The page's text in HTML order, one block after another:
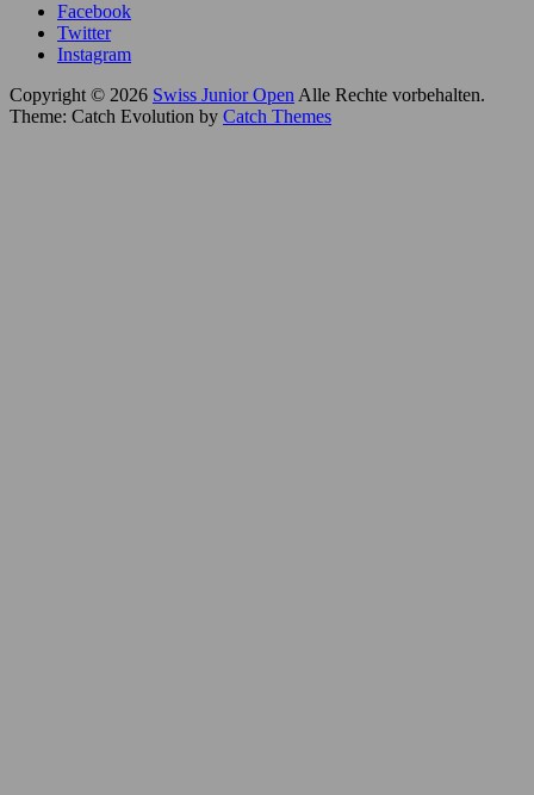
Facebook
Twitter
Instagram
Copyright © 2026 Swiss Junior Open Alle Rechte vorbehalten.
Theme: Catch Evolution by Catch Themes